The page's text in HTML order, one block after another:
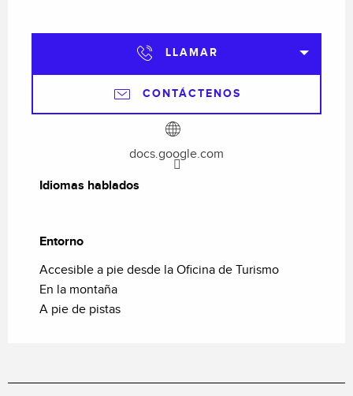
LLAMAR
CONTÁCTENOS
docs.google.com
Idiomas hablados
Idiomas hablados
Entorno
Entorno
Accesible a pie desde la Oficina de Turismo
En la montaña
A pie de pistas